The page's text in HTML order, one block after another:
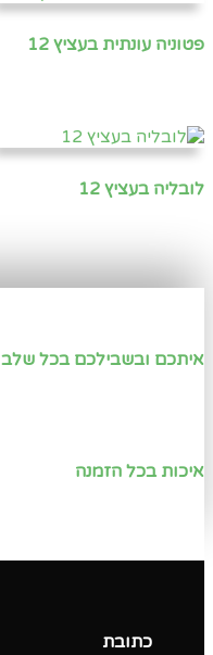
פטוניה עונתית בעציץ 12
לובליה בעציץ 12
איתכם ובשבילכם בכל שלב
איכות בכל הזמנה
כתובת